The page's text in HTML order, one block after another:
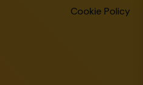
Cookie Policy